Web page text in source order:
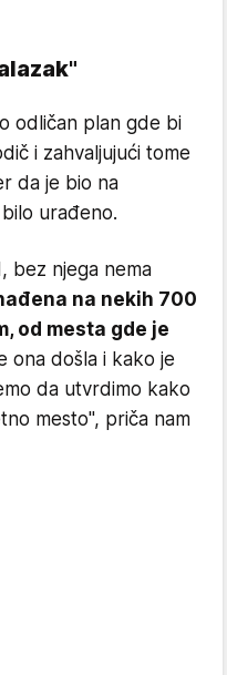
odličan plan gde bi
i zahvaljujući tome
da je bio na
urađeno.
bez njega nema
na nekih 700
od mesta gde je
ona došla i kako je
da utvrdimo kako
mesto", priča nam